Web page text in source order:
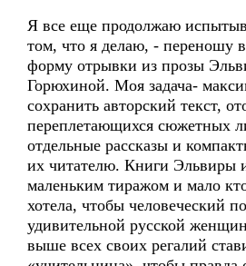
Я все еще продолжаю
том, что я делаю, - переношу
форму отрывки из прозы
Горюхиной. Моя задача-
сохранить авторский текст,
переплетающихся сюжетных
отдельные рассказы и
их читателю. Книги Эльвиры
маленьким тиражом и мало
хотела, чтобы человеческий
удивительной русской
выше всех своих регалий